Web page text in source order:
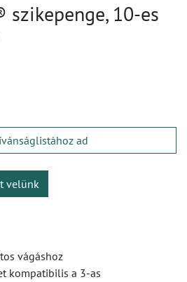
szikepenge, 10-es
ad
velünk
vágáshoz
kompatibilis a 3-as